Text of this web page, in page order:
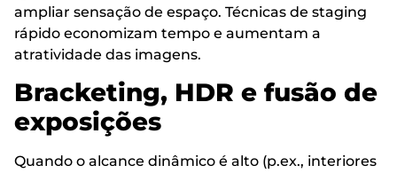
ampliar sensação de espaço. Técnicas de staging
rápido economizam tempo e aumentam a
atratividade das imagens.
Bracketing, HDR e fusão de
exposições
Quando o alcance dinâmico é alto (p.ex., interiores